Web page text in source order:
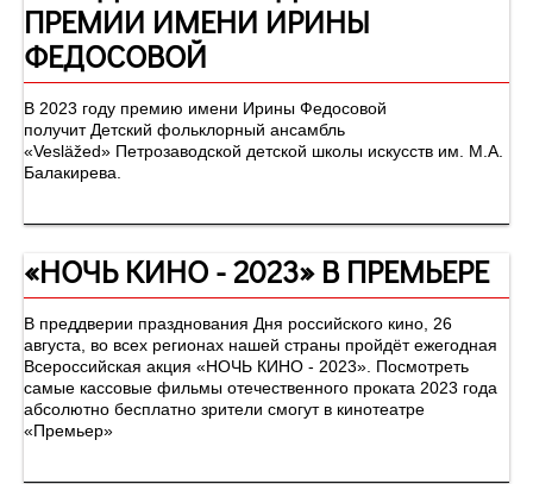
ПРЕМИИ ИМЕНИ ИРИНЫ
ФЕДОСОВОЙ
В 2023 году премию имени Ирины Федосовой
получит Детский фольклорный ансамбль
«Vesläžed» Петрозаводской детской школы искусств им. М.А.
Балакирева.
«НОЧЬ КИНО - 2023» В ПРЕМЬЕРЕ
В преддверии празднования Дня российского кино, 26
августа, во всех регионах нашей страны пройдёт ежегодная
Всероссийская акция «НОЧЬ КИНО - 2023». Посмотреть
самые кассовые фильмы отечественного проката 2023 года
абсолютно бесплатно зрители смогут в кинотеатре
«Премьер»